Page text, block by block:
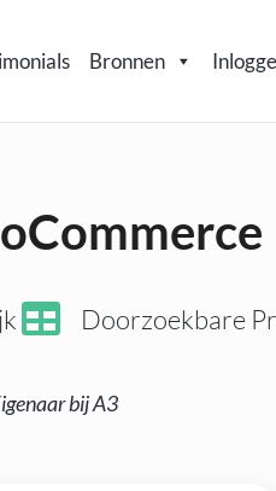
Bronnen
Doorzoekbare
bij A3